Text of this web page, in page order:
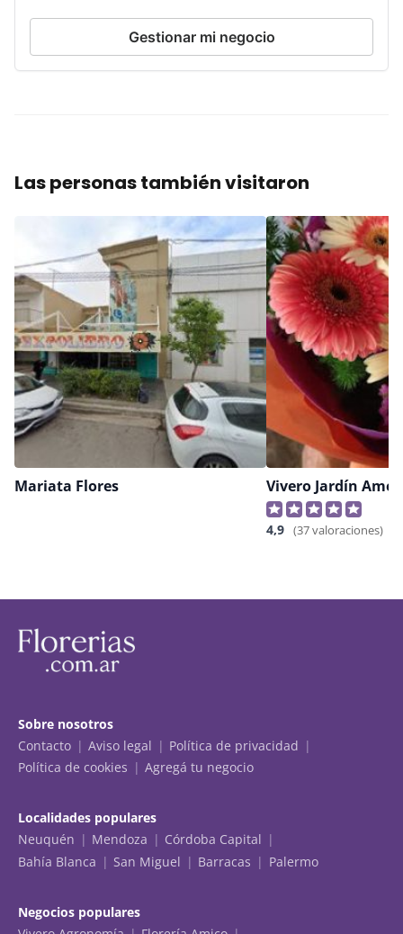
Gestionar mi negocio
Las personas también visitaron
Mariata Flores Vivero Jardín
4,9 (37 valoraciones)
Sobre nosotros
Contacto
Aviso legal
Política de privacidad
Política de cookies
Agregá tu negocio
Localidades populares
Neuquén
Mendoza
Córdoba Capital
Bahía Blanca
San Miguel Barracas Palermo
Negocios populares